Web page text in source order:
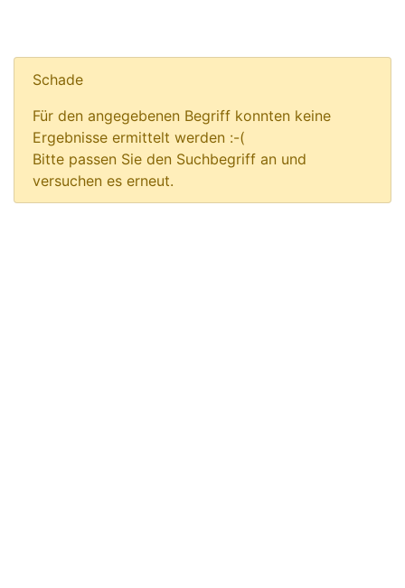
Schade
Für den angegebenen Begriff konnten keine
Ergebnisse ermittelt werden :-(
Bitte passen Sie den Suchbegriff an und
versuchen es erneut.